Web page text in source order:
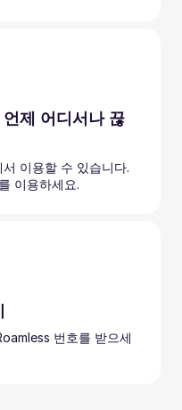
제 어디서나 끊
이용할 수 있습니다.
이용하세요.
번호를 받으세